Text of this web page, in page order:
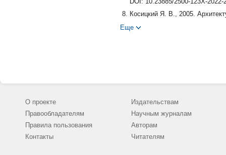
Косицкий Я. В., 2005.
Крупнейшие городские
Мониторинг реализации
Областной закон Ростовской
2022. URL: https://
Программа комплексного
Еще
О проекте
Правообладателям
Правила пользования
Контакты
Издательствам
Научным журналам
Авторам
Читателям